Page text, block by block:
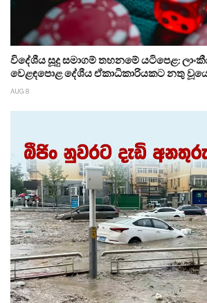
විදේශීය සූදු සමාගම් තහනමේ යටිපෙළ:
වෙළඳපොළ දේශීය ඒකාධිකාරියකට නතු
AUG 8